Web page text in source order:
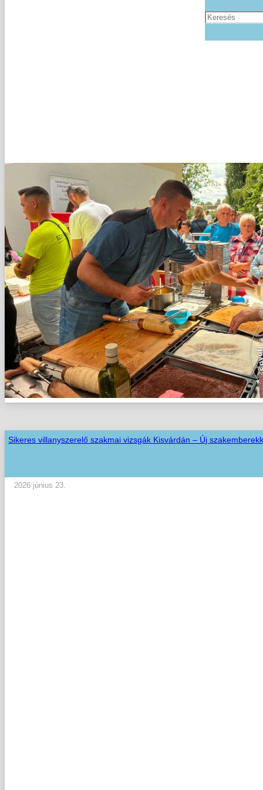
Sikeres villanyszerelő szakmai vizsgák Kisvárdán – Új
2026 június 23.